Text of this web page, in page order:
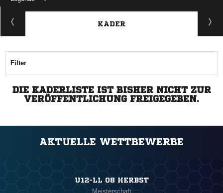
KADER
Filter
DIE KADERLISTE IST BISHER NICHT ZUR
VERÖFFENTLICHUNG FREIGEGEBEN.
AKTUELLE WETTBEWERBE
U12-LL 08 HERBST
Meisterschaft